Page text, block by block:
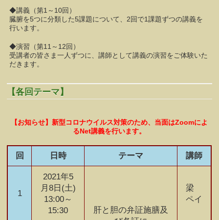
◆講義（第1～10回）
臓腑を5つに分類した5課題について、2回で1課題ずつの講義を
行います。
◆演習（第11～12回）
受講者の皆さま一人ずつに、講師として講義の演習をご体験いた
だきます。
【各回テーマ】
【お知らせ】新型コロナウイルス対策のため、当面はZoomによ
るNet講義を行います。
回 日時 テーマ 講師
1
2021年5
月8日(土)
13:00～
15:30
肝と胆の弁証施膳及
梁
ペイ